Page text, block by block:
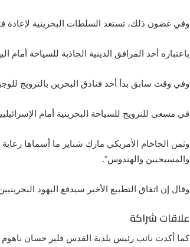
وفي غضون ذلك، تستعد السلطات البحرينية لإعادة
باعتباره أحد المرافق الدينية الجاذبة للسياحة أمام
وفي وقت سابق بدأ أحد فنادق البحرين بالترويج
في مسعى للترويج للسياحة البحرينية أمام
وثمن الحاخام الأمريكي مارك شناير ما أسماها
والمسيحيين والهندوس”.
وقال إن اتفاق التطبيع الأخير سيدفع اليهود
علاقات شراكة
كما أكدت نائب رئيس بلدية القدس فلير حسان ناهوم